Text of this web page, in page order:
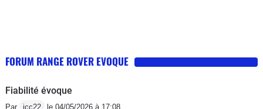
FORUM RANGE ROVER EVOQUE
Fiabilité évoque
Par jcc22 le 04/05/2026 à 17:08